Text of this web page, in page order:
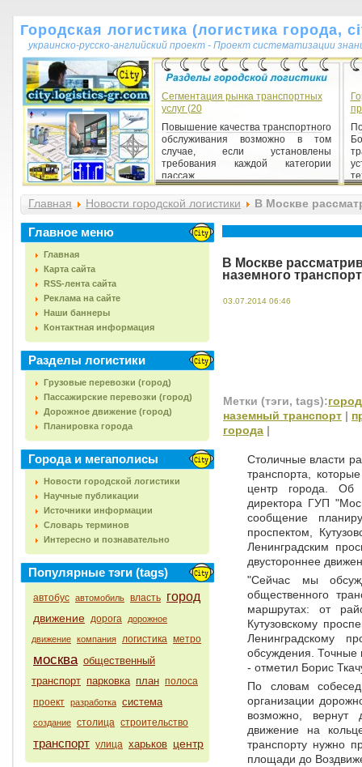
Городская логистика (логистика города,
украинско-русско-английский проект - Проект систематизации
Сегментация рынка транспортных
услуг (20
Повышение качества транспортного
обслуживания возможно в том
случае, если установлены
требования каждой категории
пассаж...
Главная Новости городской логистики
В Москве
пройти через центр города
Главное меню
Главная
Карта сайта
RSS-лента сайта
Реклама на сайте
Наши баннеры
Контактная информация
Разделы логистики
Грузовые перевозки (город)
Пассажирские перевозки (город)
Дорожное движение (город)
Планировка города
Города и мегаполисы
Новости городской логистики
Научные публикации
Источники информации
Словарь терминов
Интересно и познавательно
Популярные тэги (tags)
автобус автомобиль власть город
движение дорога дорожное
движение компания логистика метро
москва общественный
транспорт парковка план полоса
проект разработка система
создание столица строительство
транспорт улица харьков центр
В Москве
наземного
03.07.2014 06:46
Метки (тэги, tags):город
наземный транспорт |
города |
Столичные власти
транспорта,
центр города. Об
директора ГУП
сообщение
проспектом,
Ленинградским
двустороннее
"Сейчас мы
общественного
маршрутах: от
Кутузовскому
Ленинградскому
обсуждения. Точные
- отметил Борис
По словам
организации
возможно, вернут
движение на
транспорту нужно
площади до